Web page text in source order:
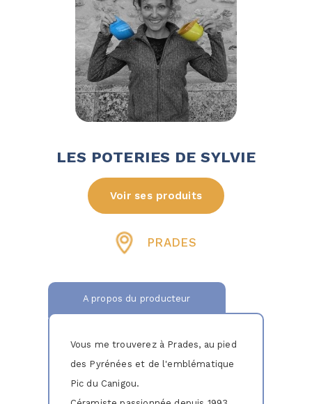
LES POTERIES DE SYLVIE
Voir ses produits
PRADES
A propos du producteur
Vous me trouverez à Prades, au pied
des Pyrénées et de l'emblématique
Pic du Canigou.